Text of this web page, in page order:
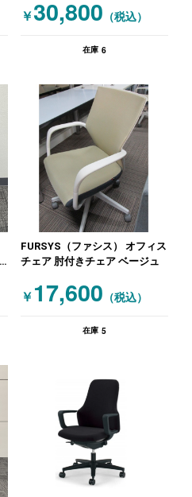
￥30,800 （税込）
在庫 6
FURSYS（ファシス） オフィス
チェア 肘付きチェア ベージュ
￥ 17,600 （税込）
在庫 5